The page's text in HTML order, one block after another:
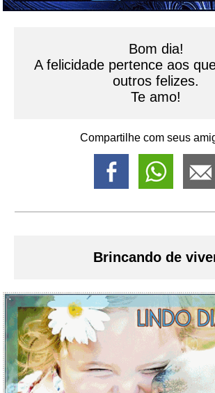
Bom dia!
A felicidade pertence aos
outros felizes.
Te amo!
Compartilhe com seus
Brincando de